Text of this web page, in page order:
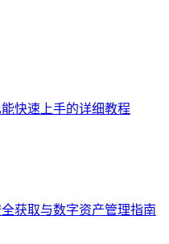
快速上手的详细教程
获取与数字资产管理指南